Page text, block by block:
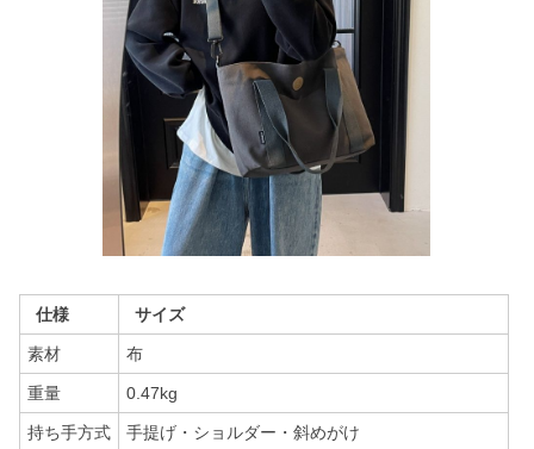
仕様 サイズ
素材 布
重量 0.47kg
持ち手方式 手提げ・ショルダー・斜めがけ